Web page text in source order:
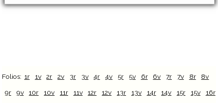
Folios: 1r 1v 2r 2v 3r 3v 4r 4v 5r 5v 6r 6v 7r 7v 8r 8v
9r 9v 10r 10v 11r 11v 12r 12v 13r 13v 14r 14v 15r 15v 16r